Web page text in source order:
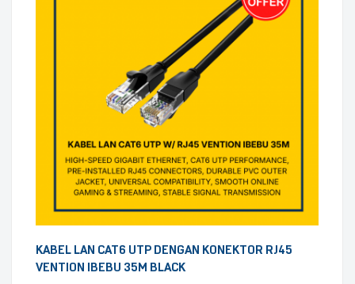
KABEL LAN CAT6 UTP DENGAN KONEKTOR RJ45
VENTION IBEBU 35M BLACK